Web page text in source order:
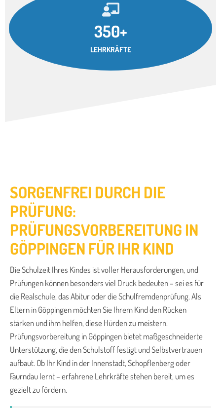
350+
LEHRKRÄFTE
SORGENFREI DURCH DIE
PRÜFUNG:
PRÜFUNGSVORBEREITUNG IN
GÖPPINGEN FÜR IHR KIND
Die Schulzeit Ihres Kindes ist voller Herausforderungen, und
Prüfungen können besonders viel Druck bedeuten – sei es für
die Realschule, das Abitur oder die Schulfremdenprüfung. Als
Eltern in Göppingen möchten Sie Ihrem Kind den Rücken
stärken und ihm helfen, diese Hürden zu meistern.
Prüfungsvorbereitung in Göppingen bietet maßgeschneiderte
Unterstützung, die den Schulstoff festigt und Selbstvertrauen
aufbaut. Ob Ihr Kind in der Innenstadt, Schopflenberg oder
Faurndau lernt – erfahrene Lehrkräfte stehen bereit, um es
gezielt zu fördern.